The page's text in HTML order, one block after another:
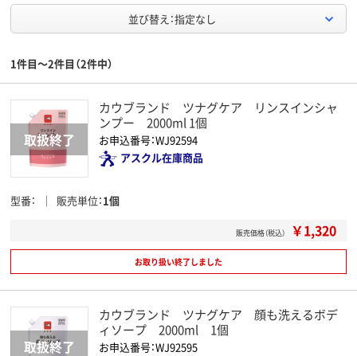
並び替え：指定なし
1件目～2件目（2件中）
カウブランド ツナグケア リンスインシャ
ンプー 2000ml 1個
お申込番号：WJ92594
アスクル在庫商品
型番 販売単位 1個
販売価格（税込） ￥1,320
お取り扱い終了しました
カウブランド ツナグケア 顔も洗えるボデ
ィソープ 2000ml 1個
お申込番号：WJ92595